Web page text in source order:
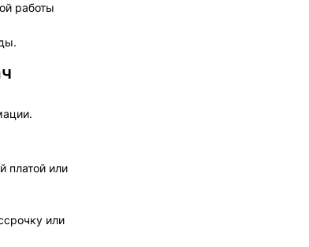
работы
платой или
или